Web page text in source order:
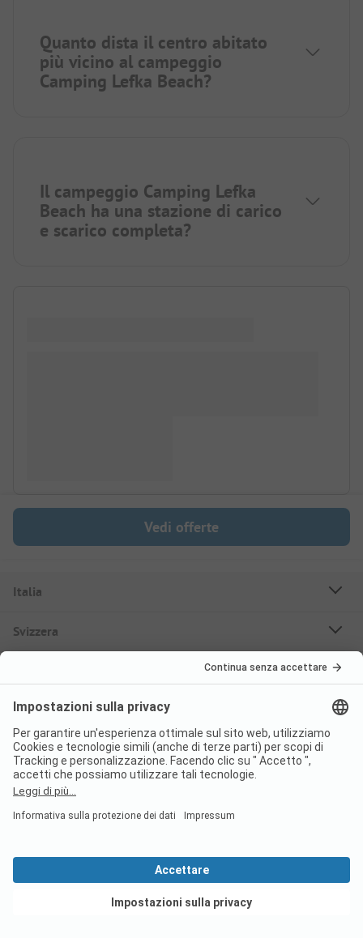
Quanto dista il centro abitato
più vicino al campeggio
Camping Lefka Beach?
Il campeggio Camping Lefka
Beach ha una stazione di carico
e scarico completa?
Vedi offerte
Italia
Svizzera
Croazia
Germania
Destinazioni